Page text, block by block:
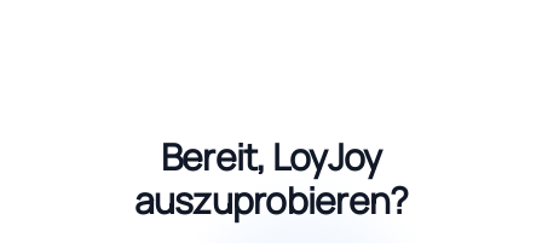
Bereit, LoyJoy
auszuprobieren?